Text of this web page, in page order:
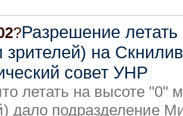
?Разрешение
зрителей) на
совет УНР
летать на высоте "0"
дало подразделение